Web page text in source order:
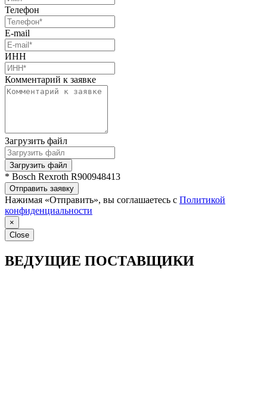
Телефон
E-mail
ИНН
Комментарий к заявке
Загрузить файл
Загрузить файл
* Bosch Rexroth R900948413
Отправить заявку
Нажимая «Отправить», вы соглашаетесь с Политикой
конфиденциальности
×
Close
ВЕДУЩИЕ ПОСТАВЩИКИ